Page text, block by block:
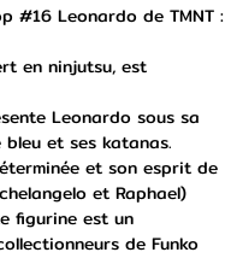
#16 Leonardo de TMNT :
en ninjutsu, est
Leonardo sous sa
et ses katanas.
et son esprit de
et Raphael)
figurine est un
de Funko